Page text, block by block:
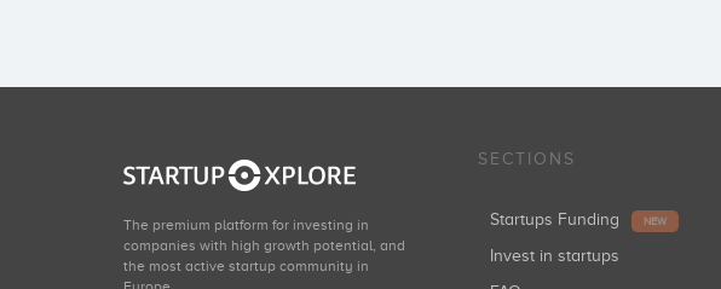
The premium platform for investing in
companies with high growth potential, and
the most active startup community in
SECTIONS
Startups Funding NEW
Invest in startups